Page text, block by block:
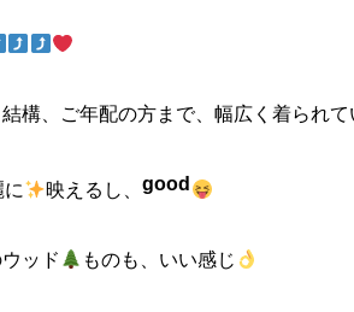
構、ご年配の方まで、幅広く着られ
に 映えるし、good
ッド ものも、いい感じ